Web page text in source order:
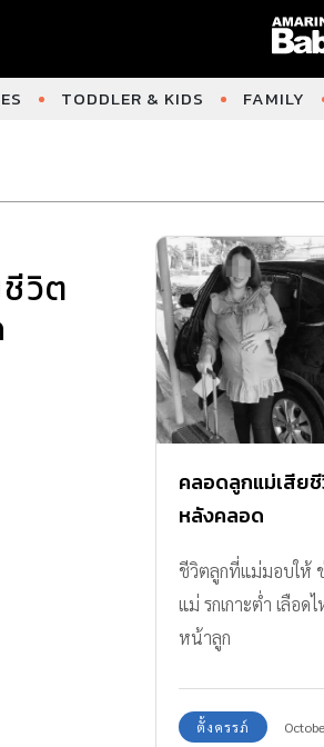
TODDLER & KIDS FAMILY
วิต
คลอดลูกแม่เสีย
หลังคลอด
ชีวิตลูกที่แม่มอบให้
แม่ รกเกาะต่ำ เลือด
หน้าลูก
ตั้งครรภ์